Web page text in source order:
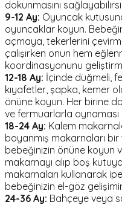
dokunmasını
9-12 Ay: Oyuncak
oyuncaklar koyun.
açmaya, tekerlerini
çalışırken onun hem
koordinasyonunu
12-18 Ay: İçinde düğmeli,
kıyafetler, şapka, kemer
önüne koyun. Her birine
ve fermuarlarla
18-24 Ay: Kalem
boyanmış makarnaları
bebeğinizin önüne koyun
makarnayı alıp boş
makarnaları kullanarak
bebeğinizin el-göz
24-36 Ay: Bahçeye veya